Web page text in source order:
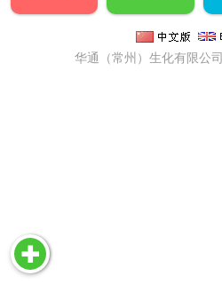
华通（常州）生化有限公司